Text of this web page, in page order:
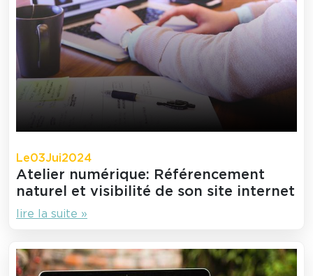
Le03Jui2024
Atelier numérique: Référencement
naturel et visibilité de son site internet
lire la suite »